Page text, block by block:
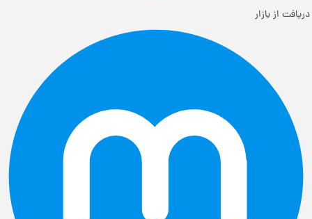
دریافت از بازار